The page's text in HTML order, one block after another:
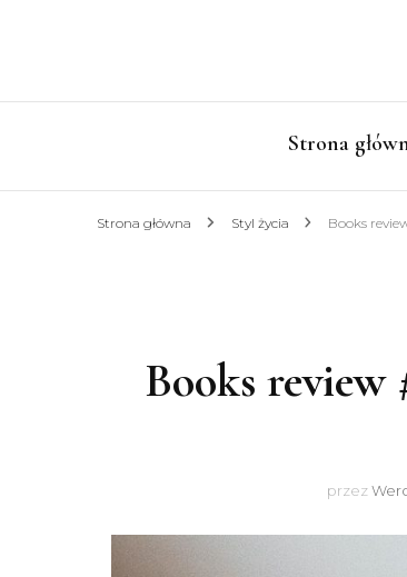
Strona
Strona główna Styl życia Books
Books
przez